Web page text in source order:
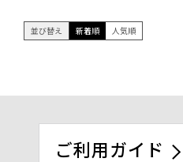
並び替え 新着順 人気順
ご利用ガイド